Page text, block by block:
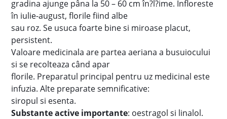
gradina ajunge pâna la 50 – 60 cm în?l?ime. Înfloreste
în iulie-august, florile fiind albe
sau roz. Se usuca foarte bine si miroase placut,
persistent.
Valoare medicinala are partea aeriana a busuiocului
si se recolteaza când apar
florile. Preparatul principal pentru uz medicinal este
infuzia. Alte preparate semnificative:
siropul si esenta.
Substante active importante: oestragol si linalol.